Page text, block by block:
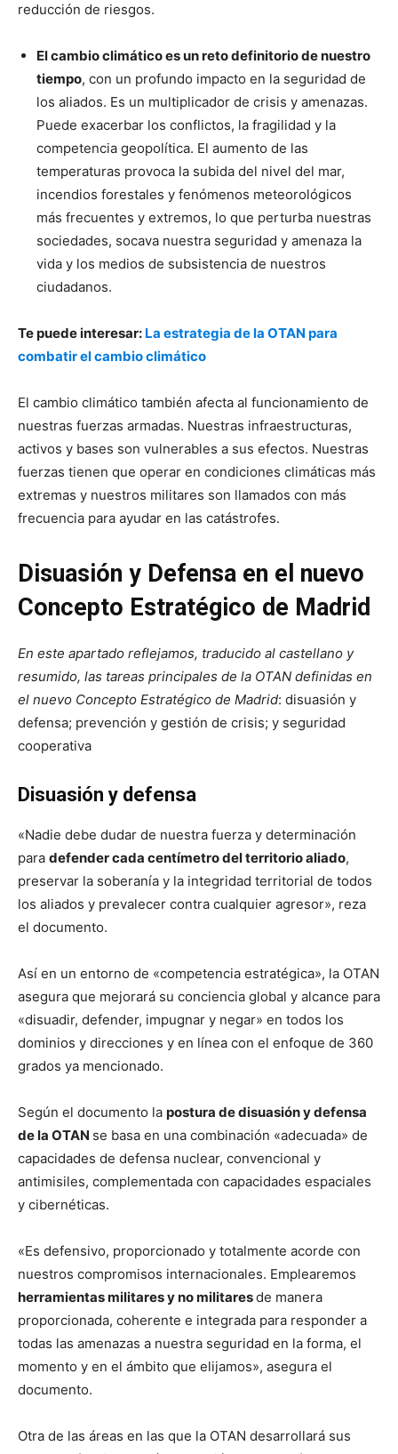
reducción de riesgos.
El cambio climático es un reto definitorio de nuestro
tiempo, con un profundo impacto en la seguridad de
los aliados. Es un multiplicador de crisis y amenazas.
Puede exacerbar los conflictos, la fragilidad y la
competencia geopolítica. El aumento de las
temperaturas provoca la subida del nivel del mar,
incendios forestales y fenómenos meteorológicos
más frecuentes y extremos, lo que perturba nuestras
sociedades, socava nuestra seguridad y amenaza la
vida y los medios de subsistencia de nuestros
ciudadanos.
Te puede interesar: La estrategia de la OTAN para
combatir el cambio climático
El cambio climático también afecta al funcionamiento de
nuestras fuerzas armadas. Nuestras infraestructuras,
activos y bases son vulnerables a sus efectos. Nuestras
fuerzas tienen que operar en condiciones climáticas más
extremas y nuestros militares son llamados con más
frecuencia para ayudar en las catástrofes.
Disuasión y Defensa en el nuevo
Concepto Estratégico de Madrid
En este apartado reflejamos, traducido al castellano y
resumido, las tareas principales de la OTAN definidas en
el nuevo Concepto Estratégico de Madrid: disuasión y
defensa; prevención y gestión de crisis; y seguridad
cooperativa
Disuasión y defensa
«Nadie debe dudar de nuestra fuerza y determinación
para defender cada centímetro del territorio aliado,
preservar la soberanía y la integridad territorial de todos
los aliados y prevalecer contra cualquier agresor», reza
el documento.
Así en un entorno de «competencia estratégica», la OTAN
asegura que mejorará su conciencia global y alcance para
«disuadir, defender, impugnar y negar» en todos los
dominios y direcciones y en línea con el enfoque de 360
grados ya mencionado.
Según el documento la postura de disuasión y defensa
de la OTAN se basa en una combinación «adecuada» de
capacidades de defensa nuclear, convencional y
antimisiles, complementada con capacidades espaciales
y cibernéticas.
«Es defensivo, proporcionado y totalmente acorde con
nuestros compromisos internacionales. Emplearemos
herramientas militares y no militaresde manera
proporcionada, coherente e integrada para responder a
todas las amenazas a nuestra seguridad en la forma, el
momento y en el ámbito que elijamos», asegura el
documento.
Otra de las áreas en las que la OTAN desarrollará sus